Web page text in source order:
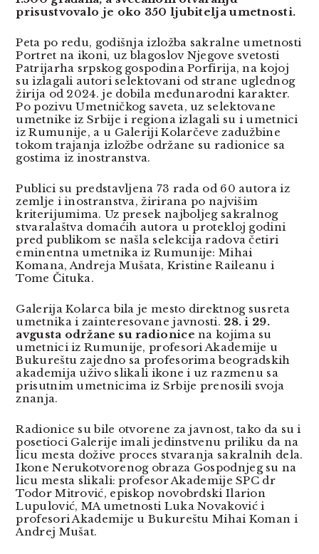
prisustvovalo je oko 350 ljubitelja umetnosti.
Peta po redu, godišnja izložba sakralne umetnosti
Portret na ikoni, uz blagoslov Njegove svetosti
Patrijarha srpskog gospodina Porfirija, na kojoj
su izlagali autori selektovani od strane uglednog
žirija od 2024. je dobila međunarodni karakter.
Po pozivu Umetničkog saveta, uz selektovane
umetnike iz Srbije i regiona izlagali su i umetnici
iz Rumunije, a u Galeriji Kolarčeve zadužbine
tokom trajanja izložbe održane su radionice sa
gostima iz inostranstva.
Publici su predstavljena 73 rada od 60 autora iz
zemlje i inostranstva, žirirana po najvišim
kriterijumima. Uz presek najboljeg sakralnog
stvaralaštva domaćih autora u protekloj godini
pred publikom se našla selekcija radova četiri
eminentna umetnika iz Rumunije: Mihai
Komana, Andreja Mušata, Kristine Raileanu i
Tome Čituka.
Galerija Kolarca bila je mesto direktnog susreta
umetnika i zainteresovane javnosti. 28. i 29.
avgusta održane su radionice na kojima su
umetnici iz Rumunije, profesori Akademije u
Bukureštu zajedno sa profesorima beogradskih
akademija uživo slikali ikone i uz razmenu sa
prisutnim umetnicima iz Srbije prenosili svoja
znanja.
Radionice su bile otvorene za javnost, tako da su i
posetioci Galerije imali jedinstvenu priliku da na
licu mesta dožive proces stvaranja sakralnih dela.
Ikone Nerukotvorenog obraza Gospodnjeg su na
licu mesta slikali: profesor Akademije SPC dr
Todor Mitrović, episkop novobrdski Ilarion
Lupulović, MA umetnosti Luka Novaković i
profesori Akademije u Bukureštu Mihai Koman i
Andrej Mušat.